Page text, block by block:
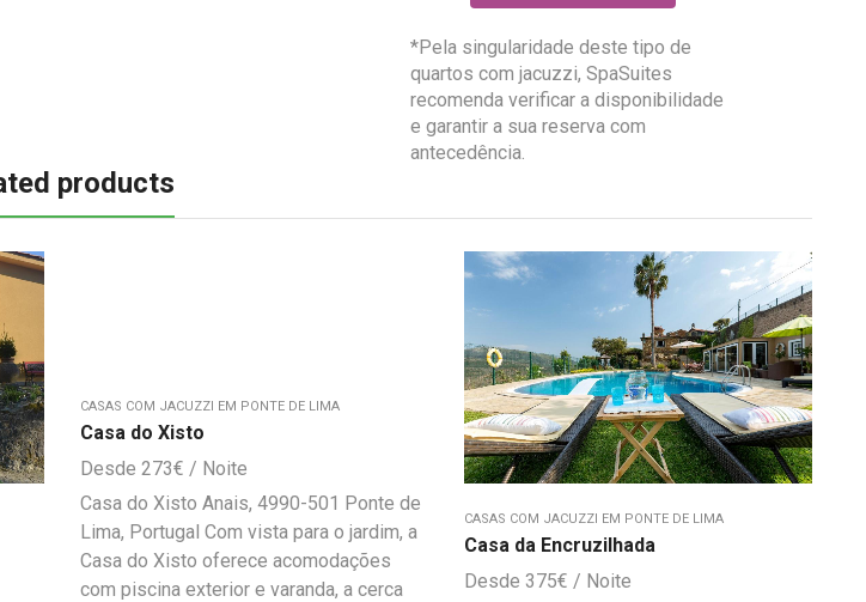
*Pela singularidade deste tipo de
quartos com jacuzzi, SpaSuites
recomenda verificar a disponibilidade
e garantir a sua reserva com
antecedência.
products
CASAS COM JACUZZI EM PONTE DE LIMA
Casa do Xisto
273€
Casa do Xisto Anais, 4990-501 Ponte de
Lima, Portugal Com vista para o jardim, a
Casa do Xisto oferece acomodações
com piscina exterior e varanda, a cerca
CASAS COM JACUZZI EM PONTE DE LIMA
Casa da Encruzilhada
375€